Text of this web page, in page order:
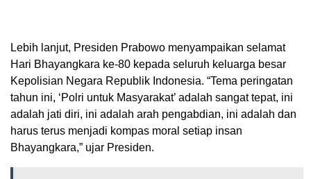
Lebih lanjut, Presiden Prabowo menyampaikan selamat
Hari Bhayangkara ke-80 kepada seluruh keluarga besar
Kepolisian Negara Republik Indonesia. “Tema peringatan
tahun ini, ‘Polri untuk Masyarakat’ adalah sangat tepat, ini
adalah jati diri, ini adalah arah pengabdian, ini adalah dan
harus terus menjadi kompas moral setiap insan
Bhayangkara,” ujar Presiden.